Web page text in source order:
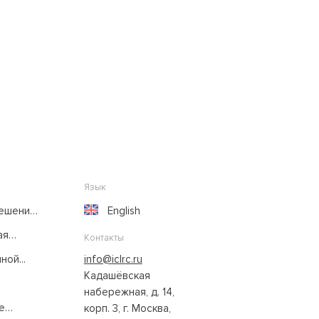
Язык
English
Контакты
info@iclrc.ru
Кадашёвская
набережная, д. 14,
корп. 3, г. Москва,